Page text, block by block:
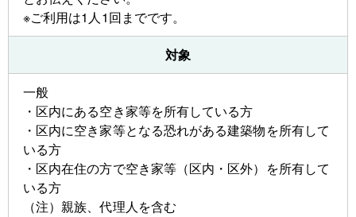
※ご利用は1人1回までです。
対象
一般
・区内にある空き家等を所有している方
・区内に空き家等となる恐れがある建築物を所有して
いる方
・区内在住の方で空き家等（区内・区外）を所有して
いる方
（注）親族、代理人を含む